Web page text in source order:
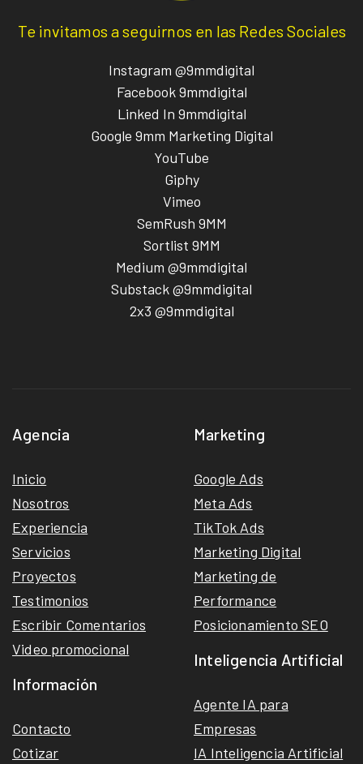
Te invitamos a seguirnos en las Redes Sociales
Instagram @9mmdigital
Facebook 9mmdigital
Linked In 9mmdigital
Google 9mm Marketing Digital
YouTube
Giphy
Vimeo
SemRush 9MM
Sortlist 9MM
Medium @9mmdigital
Substack @9mmdigital
2x3 @9mmdigital
Agencia
Inicio
Nosotros
Experiencia
Servicios
Proyectos
Testimonios
Escribir Comentarios
Video promocional
Información
Contacto
Cotizar
Marketing
Google Ads
Meta Ads
TikTok Ads
Marketing Digital
Marketing de
Performance
Posicionamiento SEO
Inteligencia Artificial
Agente IA para
Empresas
IA Inteligencia Artificial